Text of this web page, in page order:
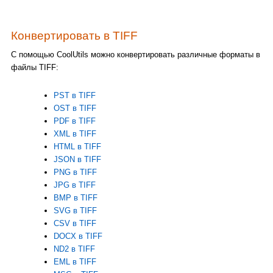
Конвертировать в TIFF
С помощью CoolUtils можно конвертировать различные форматы в
файлы TIFF:
PST в TIFF
OST в TIFF
PDF в TIFF
XML в TIFF
HTML в TIFF
JSON в TIFF
PNG в TIFF
JPG в TIFF
BMP в TIFF
SVG в TIFF
CSV в TIFF
DOCX в TIFF
ND2 в TIFF
EML в TIFF